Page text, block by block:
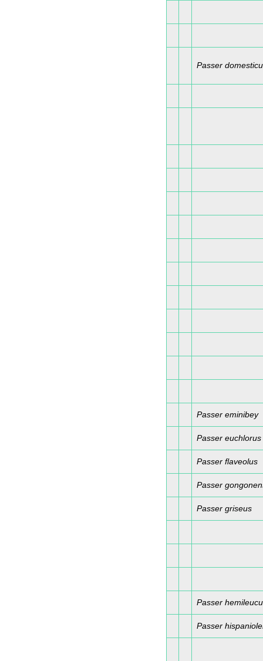
Passer
Passer eminibey
Passer euchlorus
Passer flaveolus
Passer
Passer griseus
Passer
Passer